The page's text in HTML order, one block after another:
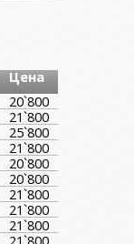
Цена
20`800
21`800
25`800
21`800
20`800
20`800
21`800
21`800
21`800
21`800